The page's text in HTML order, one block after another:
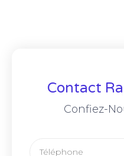
Contact
Confiez-